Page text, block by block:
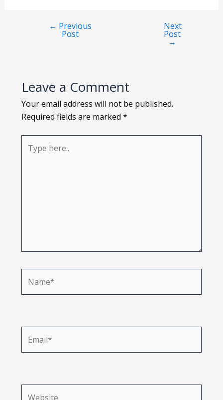
← Previous
Post
Next
Post
→
Leave a Comment
Your email address will not be published.
Required fields are marked *
here..